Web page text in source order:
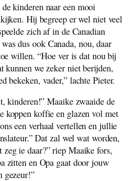
kinderen naar een mooi
Hij begreep er wel niet veel
zich af in de Canadian
dus ook Canada, nou, daar
willen. “Hoe ver is dat nou bij
kunnen we zeker niet berijden,
bekeken, vader,” lachte Pieter.
kinderen!” Maaike zwaaide de
koppen koffie en glazen vol met
een verhaal vertellen en jullie
Dat zal wel wat worden,
zeg ie daar?” riep Maaike fors,
zitten en Opa gaat door jouw
gezeur!”